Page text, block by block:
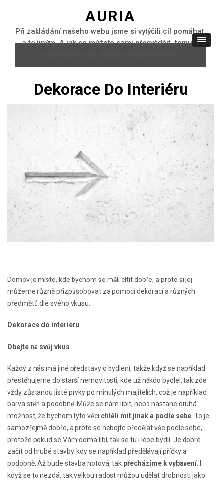
AURIA
Při zakládání našeho webu jsme si vytýčili cíl pomáhat,
a to jiným. A jak se můžete sami přesvědčit, tomuto
Dekorace Do Interiéru
Domov je místo, kde bychom se měli cítit dobře, a proto si jej
můžeme různě přizpůsobovat za pomocí dekorací a různých
předmětů dle svého vkusu.
Dekorace do interiéru
Dbejte na svůj vkus
Každý z nás má jiné představy o bydlení, takže když se například
přestěhujeme do starší nemovitosti, kde už někdo bydlel, tak zde
vždy zůstanou jisté prvky po minulých majitelích, což je například
barva stěn a podobně. Může se nám líbit, nebo nastane druhá
možnost, že bychom tyto věci chtěli mít jinak a podle sebe . To je
samozřejmě dobře, a proto se nebojte předělat vše podle sebe,
protože pokud se Vám doma líbí, tak se tu i lépe bydlí. Je dobré
začít od hrubé stavby, kdy se například předělávají příčky a
podobně. Až bude stavba hotová, tak přecházíme k vybavení . I
když se to nezdá, tak velkou radost můžou udělat drobnosti jako